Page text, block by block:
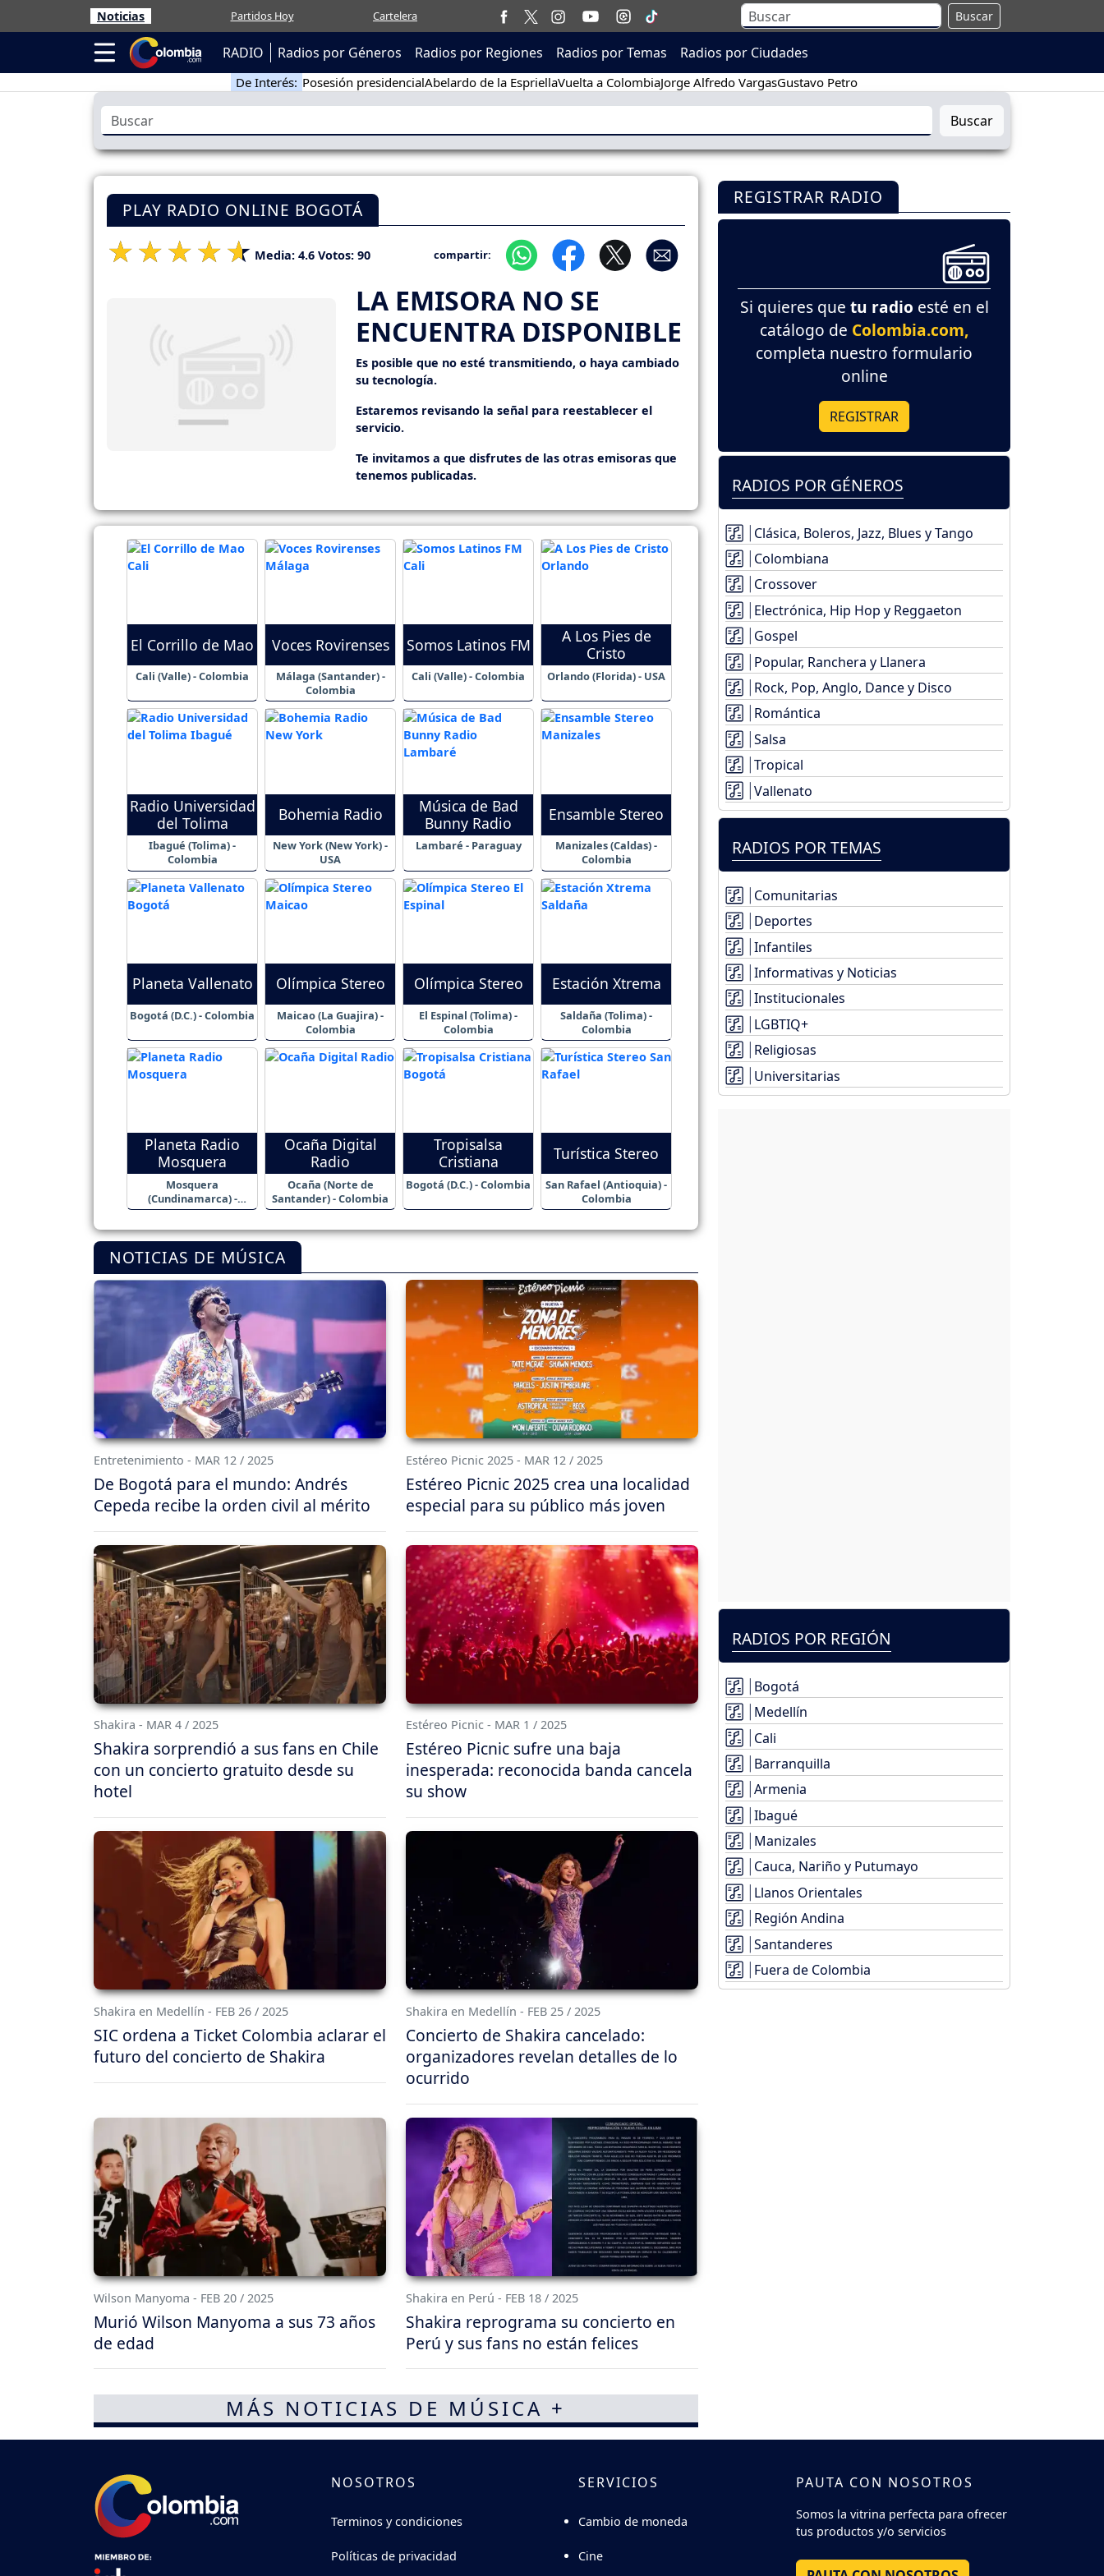
Noticias Partidos Hoy Cartelera Buscar
RADIO Radios por Géneros Radios por Regiones Radios por Temas Radios por Ciudades
De Interés: Posesión presidencialAbelardo de la EspriellaVuelta a ColombiaJorge Alfredo VargasGustavo Petro
Buscar
PLAY RADIO ONLINE BOGOTÁ
Media: 4.6 Votos: 90 compartir:
LA EMISORA NO SE
ENCUENTRA DISPONIBLE
Es posible que no esté transmitiendo, o haya cambiado
su tecnología.
Estaremos revisando la señal para reestablecer el
servicio.
Te invitamos a que disfrutes de las otras emisoras que
tenemos publicadas.
El Corrillo de Mao
Cali (Valle) - Colombia
Voces Rovirenses
Málaga (Santander) -
Colombia
Somos Latinos FM
Cali (Valle) - Colombia
A Los Pies de
Cristo
Orlando (Florida) - USA
Radio Universidad
del Tolima
Ibagué (Tolima) -
Colombia
Bohemia Radio
New York (New York) -
USA
Música de Bad
Bunny Radio
Lambaré - Paraguay
Ensamble Stereo
Manizales (Caldas) -
Colombia
Planeta Vallenato
Bogotá (D.C.) - Colombia
Olímpica Stereo
Maicao (La Guajira) -
Colombia
Olímpica Stereo
El Espinal (Tolima) -
Colombia
Estación Xtrema
Saldaña (Tolima) -
Colombia
Planeta Radio
Mosquera
Mosquera
(Cundinamarca) -
Colombia
Ocaña Digital
Radio
Ocaña (Norte de
Santander) - Colombia
Tropisalsa
Cristiana
Bogotá (D.C.) - Colombia
Turística Stereo
San Rafael (Antioquia) -
Colombia
NOTICIAS DE MÚSICA
Entretenimiento - MAR 12 / 2025
De Bogotá para el mundo: Andrés
Cepeda recibe la orden civil al mérito
Estéreo Picnic 2025 - MAR 12 / 2025
Estéreo Picnic 2025 crea una localidad
especial para su público más joven
Shakira - MAR 4 / 2025
Shakira sorprendió a sus fans en Chile
con un concierto gratuito desde su
hotel
Estéreo Picnic - MAR 1 / 2025
Estéreo Picnic sufre una baja
inesperada: reconocida banda cancela
su show
Shakira en Medellín - FEB 26 / 2025
SIC ordena a Ticket Colombia aclarar el
futuro del concierto de Shakira
Shakira en Medellín - FEB 25 / 2025
Concierto de Shakira cancelado:
organizadores revelan detalles de lo
ocurrido
Wilson Manyoma - FEB 20 / 2025
Murió Wilson Manyoma a sus 73 años
de edad
Shakira en Perú - FEB 18 / 2025
Shakira reprograma su concierto en
Perú y sus fans no están felices
MÁS NOTICIAS DE MÚSICA +
REGISTRAR RADIO
Si quieres que tu radio esté en el
catálogo de Colombia.com,
completa nuestro formulario
online
REGISTRAR
RADIOS POR GÉNEROS
Clásica, Boleros, Jazz, Blues y Tango
Colombiana
Crossover
Electrónica, Hip Hop y Reggaeton
Gospel
Popular, Ranchera y Llanera
Rock, Pop, Anglo, Dance y Disco
Romántica
Salsa
Tropical
Vallenato
RADIOS POR TEMAS
Comunitarias
Deportes
Infantiles
Informativas y Noticias
Institucionales
LGBTIQ+
Religiosas
Universitarias
RADIOS POR REGIÓN
Bogotá
Medellín
Cali
Barranquilla
Armenia
Ibagué
Manizales
Cauca, Nariño y Putumayo
Llanos Orientales
Región Andina
Santanderes
Fuera de Colombia
NOSOTROS
Terminos y condiciones
Políticas de privacidad
SERVICIOS
Cambio de moneda
Cine
PAUTA CON NOSOTROS
Somos la vitrina perfecta para ofrecer
tus productos y/o servicios